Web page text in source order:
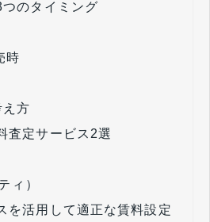
のタイミング
時
方
査定サービス2選
ィ）
を活用して適正な賃料設定